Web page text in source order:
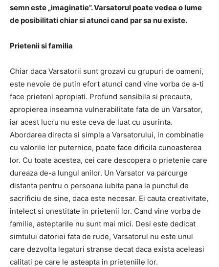
semn este „imaginatie”. Varsatorul poate vedea o lume
de posibilitati chiar si atunci cand par sa nu existe.
Prietenii si familia
Chiar daca Varsatorii sunt grozavi cu grupuri de oameni,
este nevoie de putin efort atunci cand vine vorba de a-ti
face prieteni apropiati. Profund sensibila si precauta,
apropierea inseamna vulnerabilitate fata de un Varsator,
iar acest lucru nu este ceva de luat cu usurinta.
Abordarea directa si simpla a Varsatorului, in combinatie
cu valorile lor puternice, poate face dificila cunoasterea
lor. Cu toate acestea, cei care descopera o prietenie care
dureaza de-a lungul anilor. Un Varsator va parcurge
distanta pentru o persoana iubita pana la punctul de
sacrificiu de sine, daca este necesar. Ei cauta creativitate,
intelect si onestitate in prietenii lor. Cand vine vorba de
familie, asteptarile nu sunt mai mici. Desi este dedicat
simtului datoriei fata de rude, Varsatorul nu este unul
care dezvolta legaturi stranse decat daca exista aceleasi
calitati pe care le asteapta in prieteniile lor.